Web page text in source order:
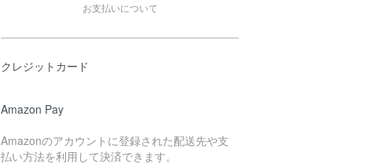
お支払いについて
クレジットカード
Amazon Pay
Amazonのアカウントに登録された配送先や支
払い方法を利用して決済できます。